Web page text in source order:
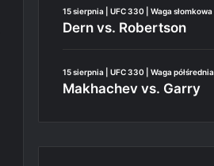
15 sierpnia | UFC 330 | Waga słomkowa
Dern vs. Robertson
15 sierpnia | UFC 330 | Waga półśrednia
Makhachev vs. Garry